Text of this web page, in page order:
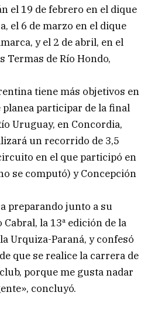
el 19 de febrero en el dique
el 6 de marzo en el dique
y el 2 de abril, en el
Termas de Río Hondo,
tiene más objetivos en
planea participar de la final
Uruguay, en Concordia,
un recorrido de 3,5
en el que participó en
se computó) y Concepción
preparando junto a su
la 13ª edición de la
Urquiza-Paraná, y confesó
que se realice la carrera de
porque me gusta nadar
concluyó.